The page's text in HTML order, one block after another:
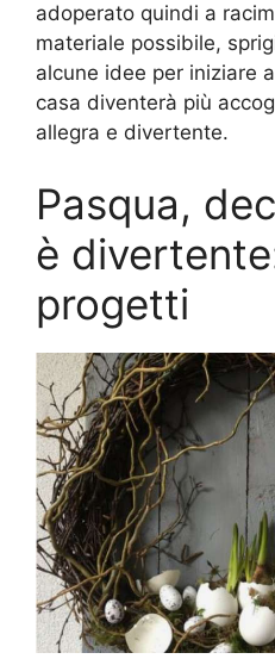
adoperato quindi a
materiale possibile,
alcune idee per iniziare
casa diventerà più
allegra e divertente.
Pasqua,
è
progetti